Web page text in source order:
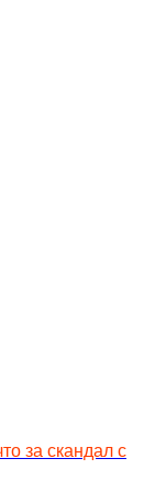
за скандал с